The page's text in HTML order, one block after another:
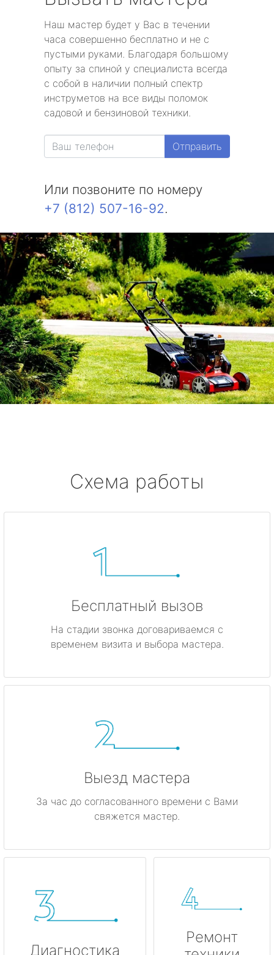
Наш мастер будет у Вас в течении
часа совершенно бесплатно и не с
пустыми руками. Благодаря большому
опыту за спиной у специалиста всегда
с собой в наличии полный спектр
инструметов на все виды поломок
садовой и бензиновой техники.
Отправить
Или позвоните по номеру
+7 (812) 507-16-92.
Схема работы
Бесплатный вызов
На стадии звонка договариваемся с
временем визита и выбора мастера.
Выезд мастера
За час до согласованного времени с Вами
свяжется мастер.
Диагностика
Ремонт